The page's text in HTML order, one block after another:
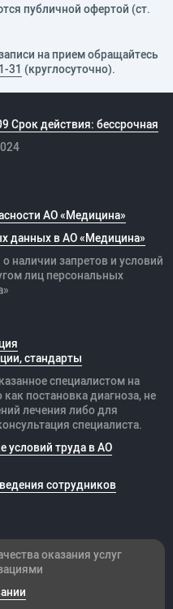
публичной офертой (ст.
на прием обращайтесь
31 (круглосуточно).
Срок действия: бессрочная
АО «Медицина»
данных в АО «Медицина»
наличии запретов и условий
лиц персональных
стандарты
специалистом на
постановка диагноза, не
лечения либо для
специалиста.
условий труда в АО
сотрудников
оказания услуг